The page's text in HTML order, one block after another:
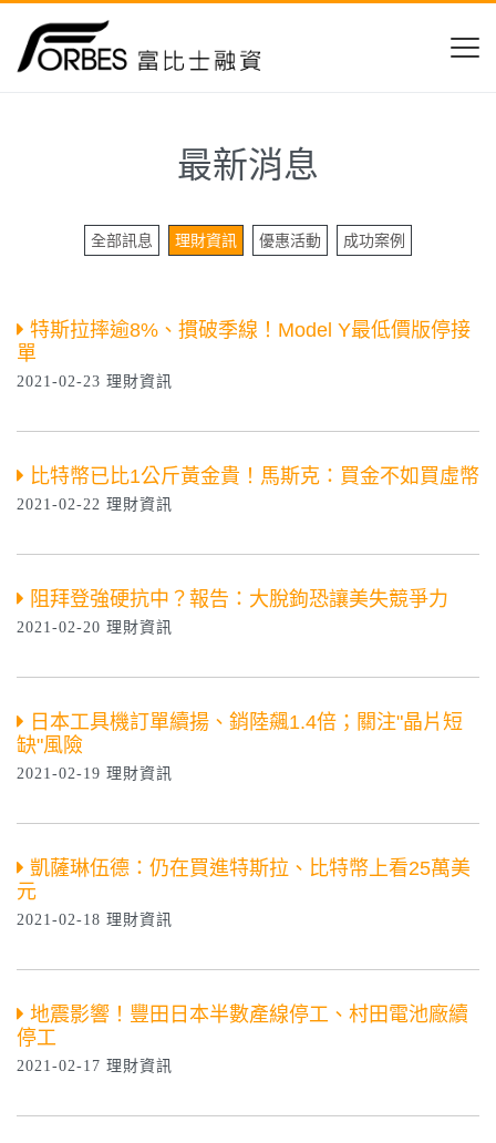
最新消息
全部訊息 理財資訊 優惠活動 成功案例
特斯拉摔逾8%、摜破季線！Model Y最低價版停接
單
2021-02-23 理財資訊
比特幣已比1公斤黃金貴！馬斯克：買金不如買虛幣
2021-02-22 理財資訊
阻拜登強硬抗中？報告：大脫鉤恐讓美失競爭力
2021-02-20 理財資訊
日本工具機訂單續揚、銷陸飆1.4倍；關注"晶片短
缺"風險
2021-02-19 理財資訊
凱薩琳伍德：仍在買進特斯拉、比特幣上看25萬美
元
2021-02-18 理財資訊
地震影響！豐田日本半數產線停工、村田電池廠續
停工
2021-02-17 理財資訊